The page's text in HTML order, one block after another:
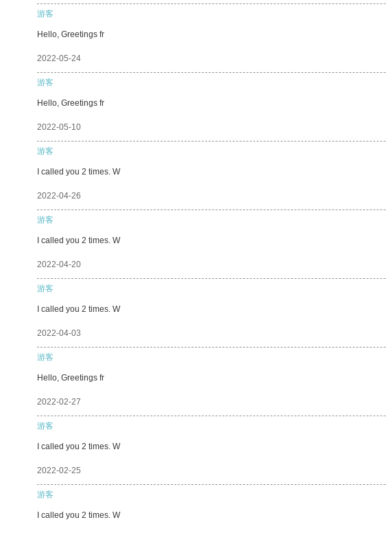
游客
Hello, Greetings fr
2022-05-24
游客
Hello, Greetings fr
2022-05-10
游客
I called you 2 times. W
2022-04-26
游客
I called you 2 times. W
2022-04-20
游客
I called you 2 times. W
2022-04-03
游客
Hello, Greetings fr
2022-02-27
游客
I called you 2 times. W
2022-02-25
游客
I called you 2 times. W